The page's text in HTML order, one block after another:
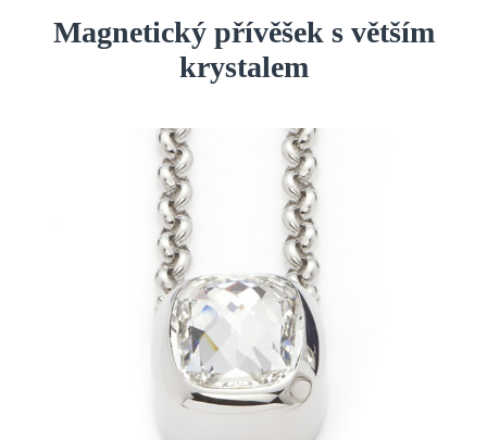
Magnetický přívěšek s větším
krystalem